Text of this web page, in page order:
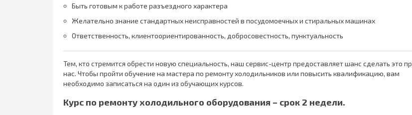
Быть готовым к работе разъездного характера
Желательно знание стандартных неисправностей в посудомоечных и стиральных машинах
Ответственность, клиентоориентированность, добросовестность, пунктуальность
Тем, кто стремится обрести новую специальность, наш сервис-центр предоставляет шанс сделать это
нас. Чтобы пройти обучение на мастера по ремонту холодильников или повысить квалификацию, вам
необходимо записаться на один из обучающих курсов.
Курс по ремонту холодильного оборудования – срок 2 недели.